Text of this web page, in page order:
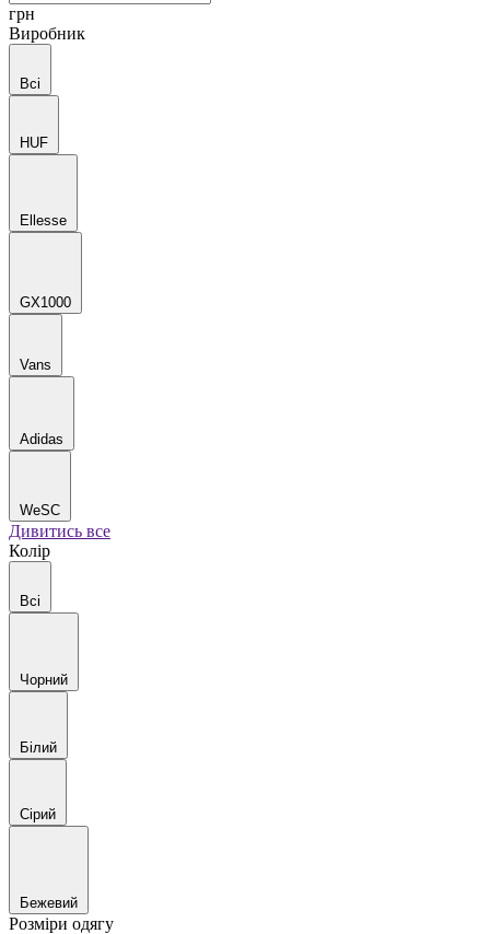
грн
Виробник
Всі
HUF
Ellesse
GX1000
Vans
Adidas
WeSC
Дивитись все
Колір
Всі
Чорний
Білий
Сірий
Бежевий
Розміри одягу